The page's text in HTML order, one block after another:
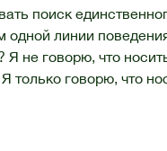
поиск
линии
Я не говорю, что
только говорю, что